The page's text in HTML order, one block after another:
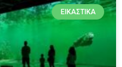
ΕΙΚΑΣΤΙΚΆ